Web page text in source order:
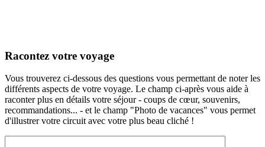
Racontez votre voyage
Vous trouverez ci-dessous des questions vous permettant de noter les
différents aspects de votre voyage. Le champ ci-après vous aide à
raconter plus en détails votre séjour - coups de cœur, souvenirs,
recommandations... - et le champ "Photo de vacances" vous permet
d'illustrer votre circuit avec votre plus beau cliché !